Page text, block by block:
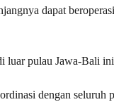
dapat
luar pulau Jawa-
dengan seluruh